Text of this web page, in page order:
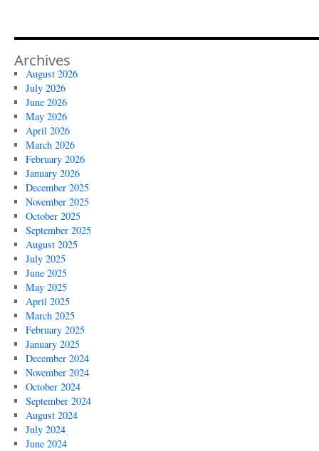
Archives
August 2026
July 2026
June 2026
May 2026
April 2026
March 2026
February 2026
January 2026
December 2025
November 2025
October 2025
September 2025
August 2025
July 2025
June 2025
May 2025
April 2025
March 2025
February 2025
January 2025
December 2024
November 2024
October 2024
September 2024
August 2024
July 2024
June 2024